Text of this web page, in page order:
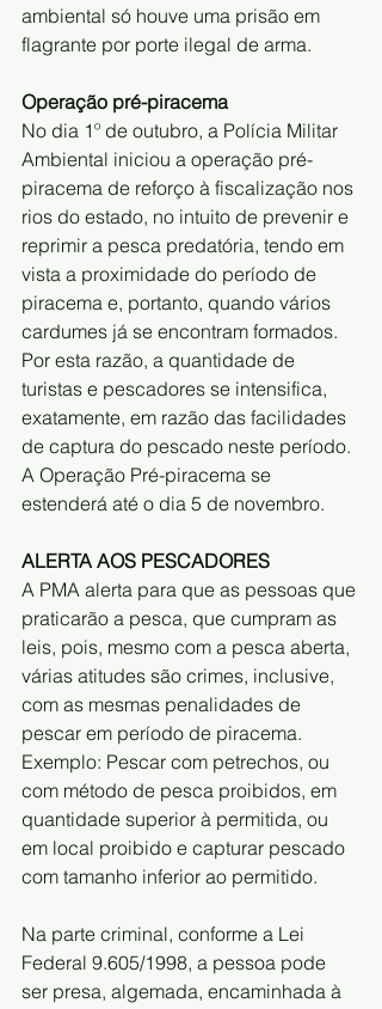
ambiental só houve uma prisão em
flagrante por porte ilegal de arma.
Operação pré-piracema
No dia 1º de outubro, a Polícia Militar
Ambiental iniciou a operação pré-
piracema de reforço à fiscalização nos
rios do estado, no intuito de prevenir e
reprimir a pesca predatória, tendo em
vista a proximidade do período de
piracema e, portanto, quando vários
cardumes já se encontram formados.
Por esta razão, a quantidade de
turistas e pescadores se intensifica,
exatamente, em razão das facilidades
de captura do pescado neste período.
A Operação Pré-piracema se
estenderá até o dia 5 de novembro.
ALERTA AOS PESCADORES
A PMA alerta para que as pessoas que
praticarão a pesca, que cumpram as
leis, pois, mesmo com a pesca aberta,
várias atitudes são crimes, inclusive,
com as mesmas penalidades de
pescar em período de piracema.
Exemplo: Pescar com petrechos, ou
com método de pesca proibidos, em
quantidade superior à permitida, ou
em local proibido e capturar pescado
com tamanho inferior ao permitido.
Na parte criminal, conforme a Lei
Federal 9.605/1998, a pessoa pode
ser presa, algemada, encaminhada à